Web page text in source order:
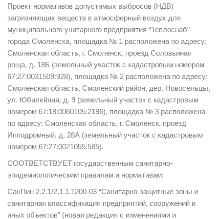
Проект нормативов допустимых выбросов (НДВ)
загрязняющих веществ в атмосферный воздух для
муниципального унитарного предприятия “Теплоснаб”
города Смоленска, площадка № 1 расположена по адресу:
Смоленская область, г. Смоленск, проезд Соловьиная
роща, д. 18Б (земельный участок с кадастровым номером
67:27:0031509:928), площадка № 2 расположена по адресу:
Смоленская область, Смоленский район, дер. Новосельцы,
ул. Юбилейная, д. 9 (земельный участок с кадастровым
номером 67:18:0060105:2186), площадка № 3 расположена
по адресу: Смоленская область, г. Смоленск, проезд
Ипподромный, д. 28А (земельный участок с кадастровым
номером 67:27:0021055:585).
СООТВЕТСТВУЕТ государственным санитарно-
эпидемиологическим правилам и нормативам:
СанПин 2.2.1/2.1.1.1200-03 “Санитарно-защитные зоны и
санитарная классификация предприятий, сооружений и
иных объектов” (новая редакция с изменениями и